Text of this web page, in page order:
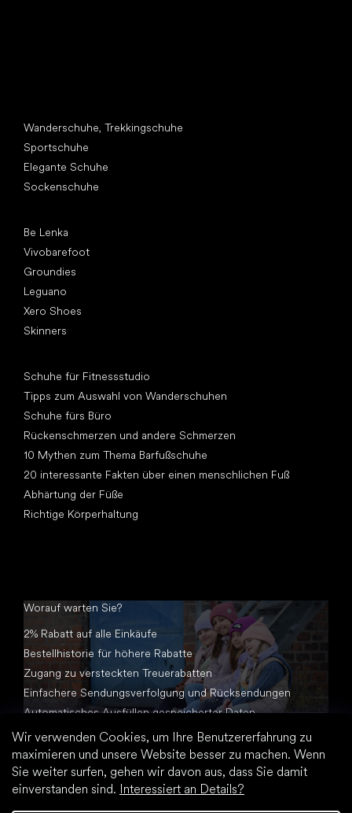
Wir verwenden Cookies, um Ihre Benutzererfahrung zu
maximieren und unsere Website besser zu machen. Wenn
Sie weiter surfen, gehen wir davon aus, dass Sie damit
einverstanden sind. Interessiert an Details?
Wanderschuhe, Trekkingschuhe
Sportschuhe
Elegante Schuhe
Sockenschuhe
Be Lenka
Vivobarefoot
Groundies
Leguano
Xero Shoes
Skinners
Schuhe für Fitnessstudio
Tipps zum Auswahl von Wanderschuhen
Schuhe fürs Büro
Rückenschmerzen und andere Schmerzen
10 Mythen zum Thema Barfußschuhe
20 interessante Fakten über einen menschlichen Fuß
Abhärtung der Füße
Richtige Körperhaltung
Worauf warten Sie?
2% Rabatt auf alle Einkäufe
Bestellhistorie für höhere Rabatte
Zugang zu versteckten Treuerabatten
Einfachere Sendungsverfolgung und Rücksendungen
Automatisches Ausfüllen gespeicherter Daten
Alle Dokumente an einem Ort